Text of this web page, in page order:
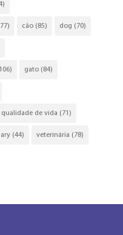
cão(85) dog (70)
gato(84)
qualidade de vida (71)
(44) veterinária (78)